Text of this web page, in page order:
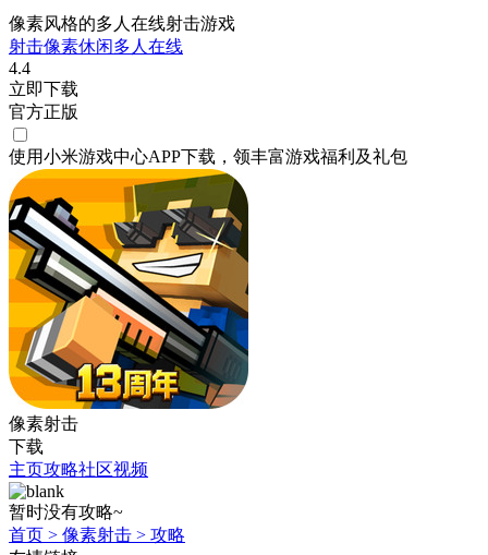
像素风格的多人在线射击游戏
射击像素休闲多人在线
4.4
立即下载
官方正版
使用小米游戏中心APP下载 ，领丰富游戏福利 及礼包
像素射击
下载
主页攻略社区视频
暂时没有攻略~
首页 > 像素射击 > 攻略